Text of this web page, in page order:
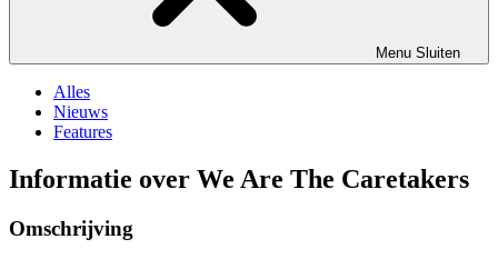
Menu Sluiten
Alles
Nieuws
Features
Informatie over We Are The Caretakers
Omschrijving